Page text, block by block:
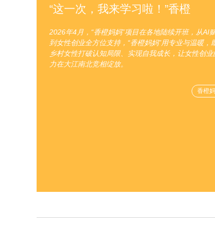
“这一次，我来学习啦！”香橙
2026年4月，“香橙妈妈”项目在各地陆续开班，从AI
到女性创业全方位支持，“香橙妈妈”用专业与温暖，
乡村女性打破认知局限、实现自我成长，让女性创业
力在大江南北竞相绽放。
香橙